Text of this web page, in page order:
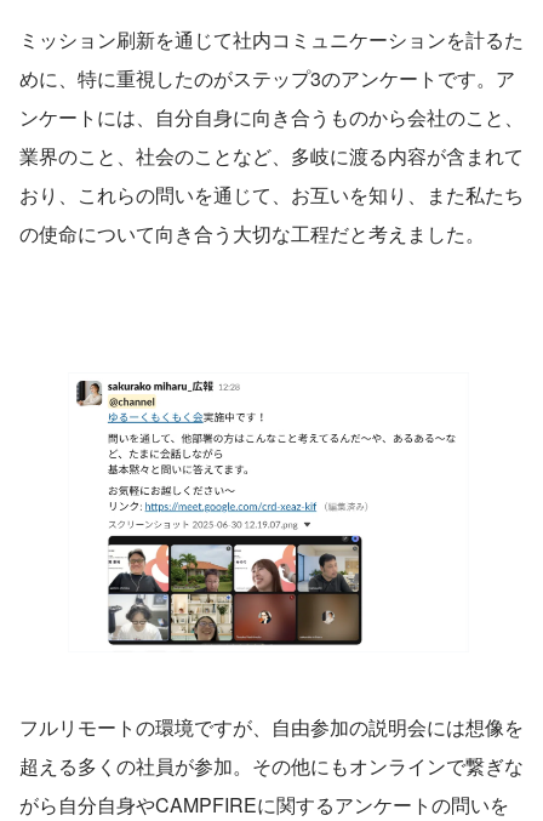
ミッション刷新を通じて社内コミュニケーションを計るた
めに、特に重視したのがステップ3のアンケートです。ア
ンケートには、自分自身に向き合うものから会社のこと、
業界のこと、社会のことなど、多岐に渡る内容が含まれて
おり、これらの問いを通じて、お互いを知り、また私たち
の使命について向き合う大切な工程だと考えました。
フルリモートの環境ですが、自由参加の説明会には想像を
超える多くの社員が参加。その他にもオンラインで繋ぎな
がら自分自身やCAMPFIREに関するアンケートの問いを